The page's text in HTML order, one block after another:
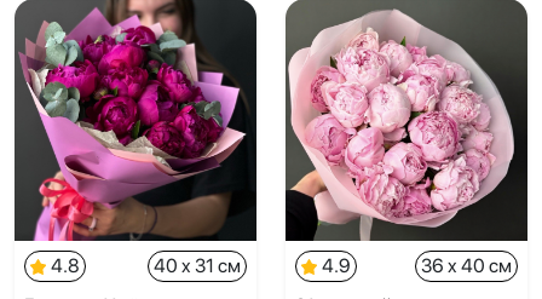
4.8
40 x 31 см
4.9
36 x 40 см